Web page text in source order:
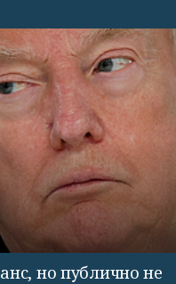
но публично не